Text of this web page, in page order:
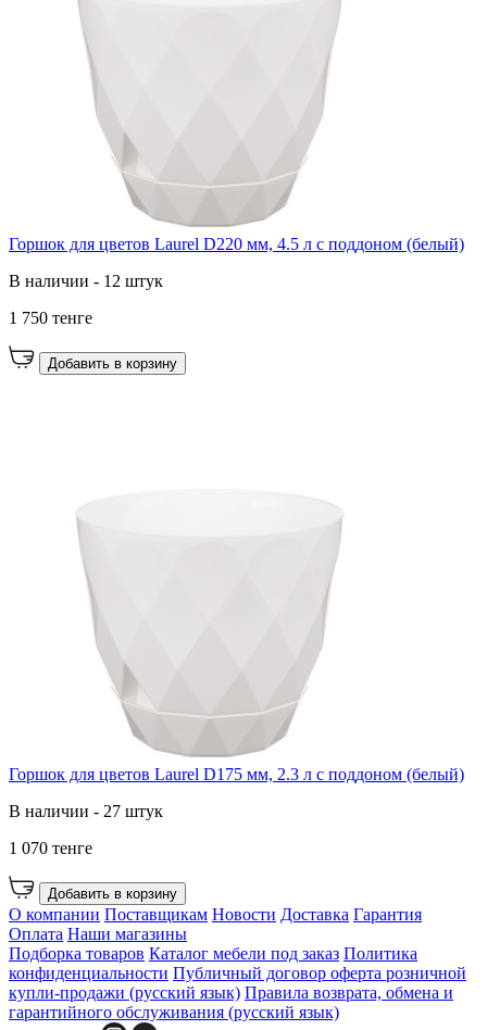
Горшок для цветов Laurel D220 мм, 4.5 л с поддоном (белый)
В наличии - 12 штук
1 750 тенге
Добавить в корзину
Горшок для цветов Laurel D175 мм, 2.3 л с поддоном (белый)
В наличии - 27 штук
1 070 тенге
Добавить в корзину
О компании Поставщикам Новости Доставка Гарантия
Оплата Наши магазины
Подборка товаров Каталог мебели под заказ Политика
конфиденциальности Публичный договор оферта розничной
купли-продажи (русский язык) Правила возврата, обмена и
гарантийного обслуживания (русский язык)